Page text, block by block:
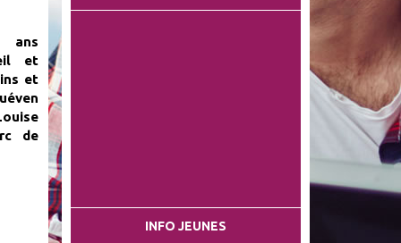
ans
et
et
de
INFO JEUNES